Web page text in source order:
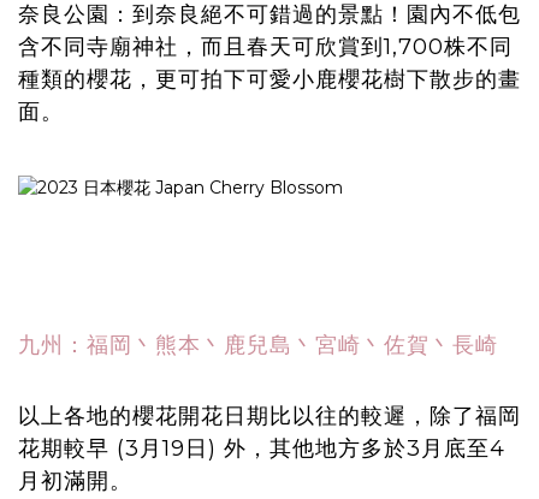
奈良公園：到奈良絕不可錯過的景點！園內不低包
含不同寺廟神社，而且春天可欣賞到1,700株不同
種類的櫻花，更可拍下可愛小鹿櫻花樹下散步的畫
面。
九州：福岡丶熊本丶鹿兒島丶宮崎丶佐賀丶長崎
以上各地的櫻花開花日期比以往的較遲，除了福岡
花期較早 (3月19日) 外，其他地方多於3月底至4
月初滿開。